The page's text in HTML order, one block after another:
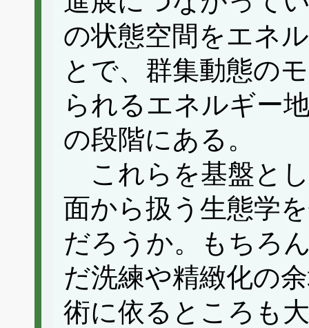
の状態空間をエネ
とで、群集動態の
られるエネルギー
の段階にある。
これらを基盤と
面から扱う生態学
だろうか。もちろ
だ洗練や精緻化の
術に依るところも